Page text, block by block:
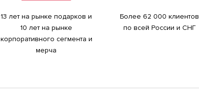
13 лет на рынке подарков и
10 лет на рынке
корпоративного сегмента и
мерча
Более 62 000 клиентов
по всей России и СНГ